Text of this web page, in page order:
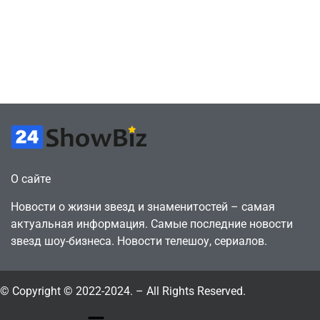
О сайте
Новости о жизни звезд и знаменитостей – самая
актуальная информация. Самые последние новости
звезд шоу-бизнеса. Новости телешоу, сериалов.
© Copyright © 2022-2024. – All Rights Reserved.